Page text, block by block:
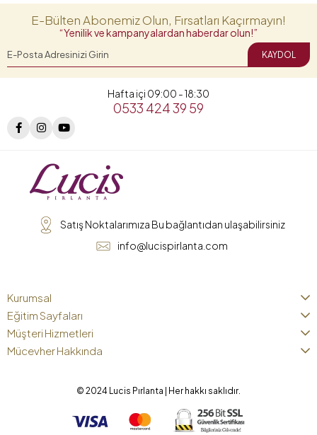
E-Bülten Abonemiz Olun, Fırsatları Kaçırmayın!
“Yenilik ve kampanyalardan haberdar olun!”
KAYDOL
Hafta içi 09:00 - 18:30
0533 424 39 59
Satış Noktalarımıza Bu bağlantıdan ulaşabilirsiniz
info@lucispirlanta.com
Kurumsal
Eğitim Sayfaları
Müşteri Hizmetleri
Mücevher Hakkında
© 2024 Lucis Pırlanta | Her hakkı saklıdır.